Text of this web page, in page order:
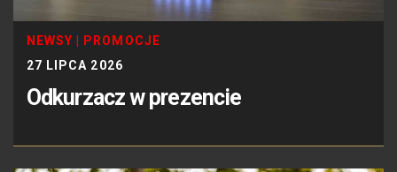
NEWSY
PROMOCJE
27 LIPCA 2026
Odkurzacz w prezencie